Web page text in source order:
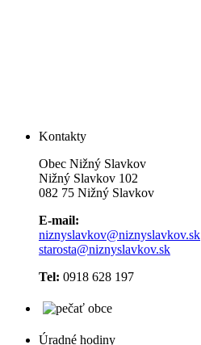
Kontakty
Obec Nižný Slavkov
Nižný Slavkov 102
082 75 Nižný Slavkov
E-mail:
niznyslavkov@niznyslavkov.sk
starosta@niznyslavkov.sk
Tel: 0918 628 197
Úradné hodiny